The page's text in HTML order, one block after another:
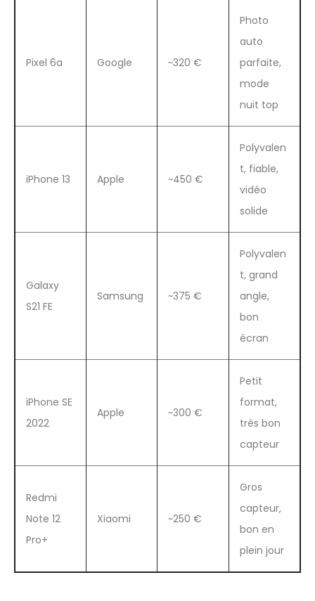
Pixel 6a Google ~320 €
Photo
auto
parfaite,
mode
nuit top
iPhone 13 Apple ~450 €
Polyvalen
t, fiable,
vidéo
solide
Galaxy
S21 FE
Samsung ~375 €
Polyvalen
t, grand
angle,
bon
écran
iPhone SE
2022
Apple ~300 €
Petit
format,
très bon
capteur
Redmi
Note 12
Pro+
Xiaomi ~250 €
Gros
capteur,
bon en
plein jour